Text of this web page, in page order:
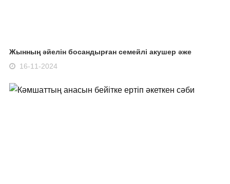
Жынның әйелін босандырған семейлі акушер әже
16-11-2024